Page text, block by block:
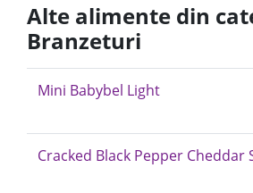
Alte alimente din
Branzeturi
Mini Babybel Light
Cracked Black Pepper Cheddar